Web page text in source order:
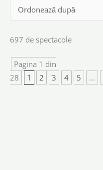
697 de spectacole
Pagina 1 din
28
1 2 3 4 5 ...